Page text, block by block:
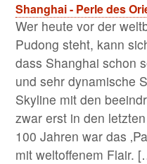
Shanghai - Perle des
Wer heute vor der
Pudong steht, kann
dass Shanghai schon
und sehr dynamische
Skyline mit den
zwar erst in den
100 Jahren war das
mit weltoffenem Flair.